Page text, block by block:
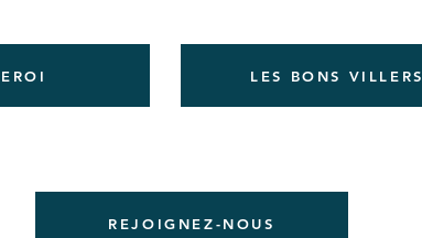
LES BONS VILLERS
REJOIGNEZ-NOUS